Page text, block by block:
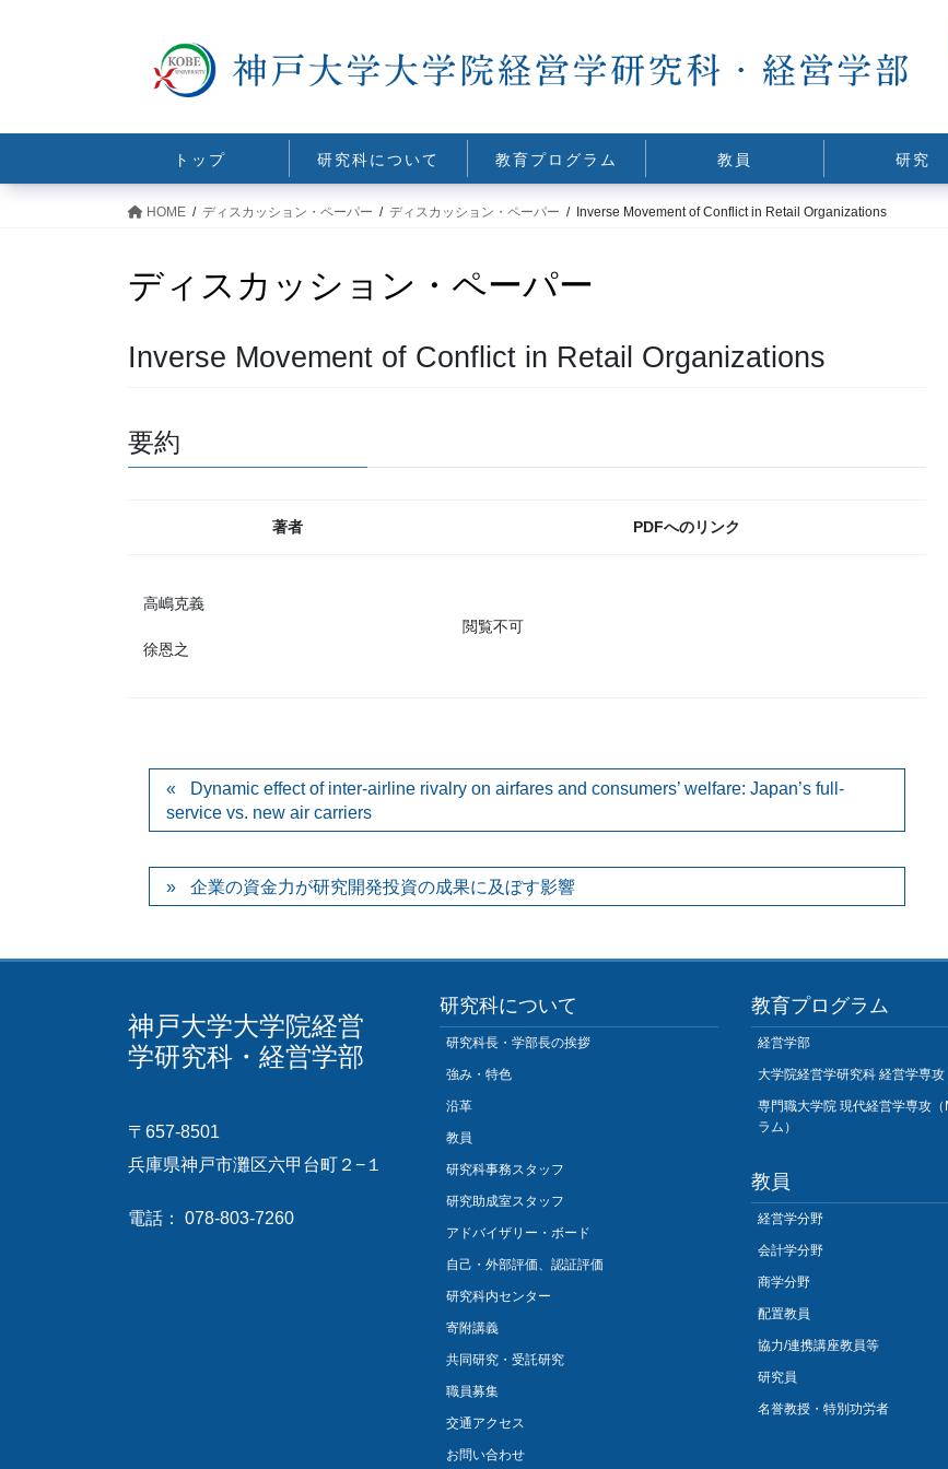
トップ 研究科について 教育プログラム 教員 研究
HOME ディスカッション・ペーパー ディスカッション・ペーパー Inverse Movement of Conflict in Retail Organizations
ディスカッション・ペーパー
Inverse Movement of Conflict in Retail Organizations
要約
著者 PDFへのリンク
高嶋克義
徐恩之
閲覧不可
Dynamic effect of inter-airline rivalry on airfares and consumers’ welfare: Japan’s full-
service vs. new air carriers
企業の資金力が研究開発投資の成果に及ぼす影響
神戸大学大学院経営
学研究科・経営学部
〒657-8501
兵庫県神戸市灘区六甲台町２−１
電話： 078-803-7260
研究科について
研究科長・学部長の挨拶
強み・特色
沿革
教員
研究科事務スタッフ
研究助成室スタッフ
アドバイザリー・ボード
自己・外部評価、認証評価
研究科内センター
寄附講義
共同研究・受託研究
職員募集
交通アクセス
お問い合わせ
教育プログラム
経営学部
大学院経営学研究科 経営学専攻
専門職大学院 現代経営学専攻
ラム）
教員
経営学分野
会計学分野
商学分野
配置教員
協力/連携講座教員等
研究員
名誉教授・特別功労者